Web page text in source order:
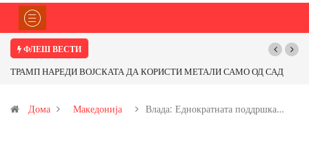
ФЛЕШ ВЕСТИ
ДА КОРИСТИ МЕТАЛИ САМО ОД САД
Почнува реконструкцијата на
Дома Македонија Влада: Еднократната поддршка…